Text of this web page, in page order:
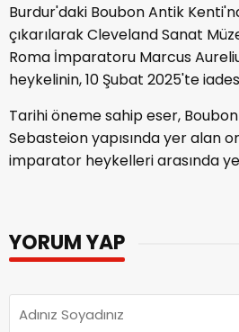
Burdur'daki Boubon Antik
çıkarılarak Cleveland Sanat
Roma İmparatoru Marcus
heykelinin, 10 Şubat 2025'te
Tarihi öneme sahip eser,
Sebasteion yapısında yer alan
imparator heykelleri arasında
YORUM YAP